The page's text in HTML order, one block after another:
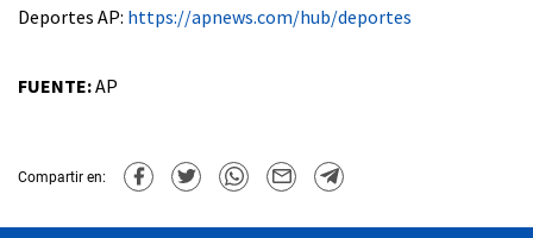
Deportes AP: https://apnews.com/hub/deportes
FUENTE:AP
Compartir en: